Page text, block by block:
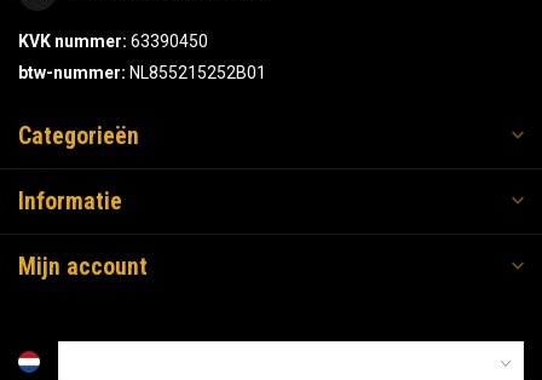
KVK nummer: 63390450
btw-nummer: NL855215252B01
Categorieën
Informatie
Mijn account